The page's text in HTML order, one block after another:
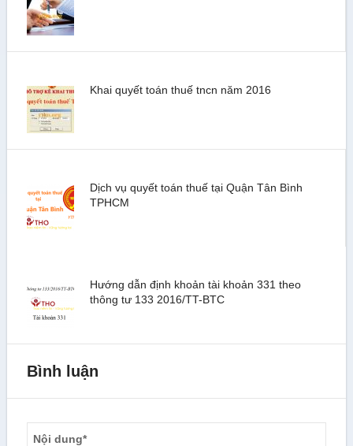
Khai quyết toán thuế tncn năm 2016
Dịch vụ quyết toán thuế tại Quận Tân Bình
TPHCM
Hướng dẫn định khoản tài khoản 331 theo
thông tư 133 2016/TT-BTC
Bình luận